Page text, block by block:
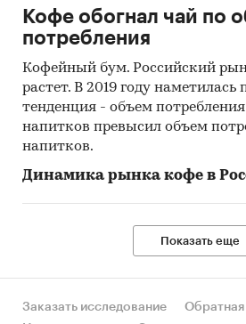
Кофе обогнал чай по
потребления
Кофейный бум. Российский
растет. В 2019 году наметилась
тенденция - объем
напитков превысил объем
напитков.
Динамика рынка кофе в
Показать еще
Заказать исследование
Обратная